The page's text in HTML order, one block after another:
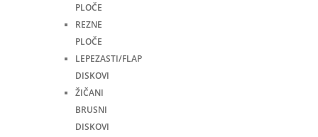
PLOČE
REZNE
PLOČE
LEPEZASTI/FLAP
DISKOVI
ŽIČANI
BRUSNI
DISKOVI